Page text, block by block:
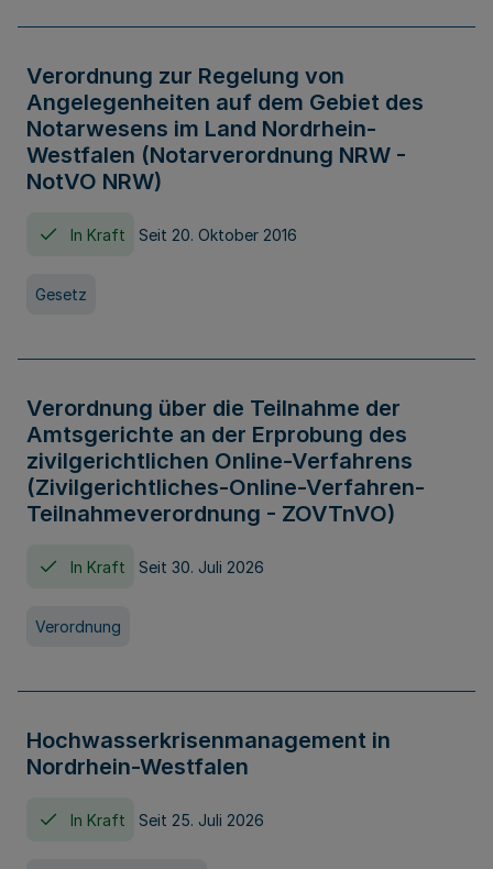
Verordnung zur Regelung von
Angelegenheiten auf dem Gebiet des
Notarwesens im Land Nordrhein-
Westfalen (Notarverordnung NRW -
NotVO NRW)
In Kraft Seit 20. Oktober 2016
Gesetz
Verordnung über die Teilnahme der
Amtsgerichte an der Erprobung des
zivilgerichtlichen Online-Verfahrens
(Zivilgerichtliches-Online-Verfahren-
Teilnahmeverordnung - ZOVTnVO)
In Kraft Seit 30. Juli 2026
Verordnung
Hochwasserkrisenmanagement in
Nordrhein-Westfalen
In Kraft Seit 25. Juli 2026